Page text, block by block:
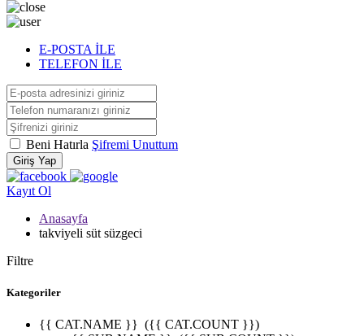
E-POSTA İLE
TELEFON İLE
Beni Hatırla Şifremi Unuttum
Giriş Yap
Kayıt Ol
Anasayfa
takviyeli süt süzgeci
Filtre
Kategoriler
{{ CAT.NAME }} ({{ CAT.COUNT }})